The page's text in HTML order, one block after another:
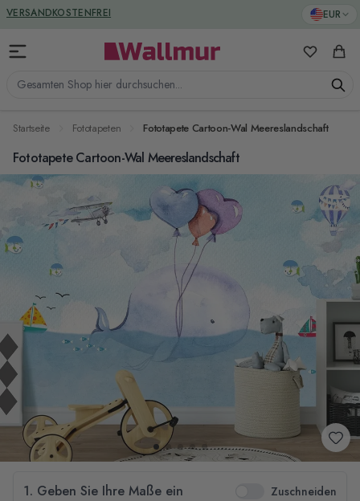
Zum Inhalt springen EUR
Gesamten Shop hier durchsuchen...
Meine
VERSANDKOSTENFREI
GREENGUARD ZERTIFIZIERT
Startseite Fototapeten Fototapete Cartoon-Wal Meereslandschaft
Fototapete Cartoon-Wal Meereslandschaft
1. Geben Sie Ihre Maße ein Zuschneiden